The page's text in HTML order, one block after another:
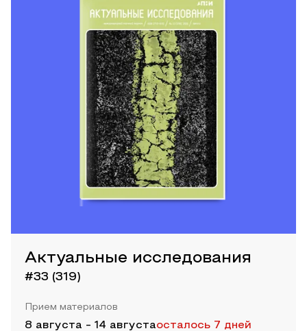
Актуальные исследования
#33 (319)
Прием материалов
8 августа - 14 августаосталось 7 дней